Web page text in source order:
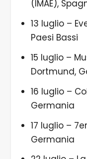
(IMAE),
13 luglio –
Paesi Bassi
15 luglio –
Dortmund,
16 luglio –
Germania
17 luglio –
Germania